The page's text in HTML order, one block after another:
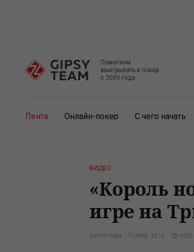
Помогаем
выигрывать в покер
с 2009 года
Лента Онлайн-покер С чего начать
ВИДЕО
«Король
игре на
GIPSYTEAM 15 МАЯ, 21:16 6382